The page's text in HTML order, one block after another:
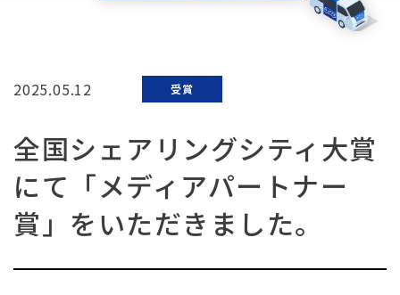
2025.05.12 受賞
全国シェアリングシティ大賞
にて「メディアパートナー
賞」をいただきました。